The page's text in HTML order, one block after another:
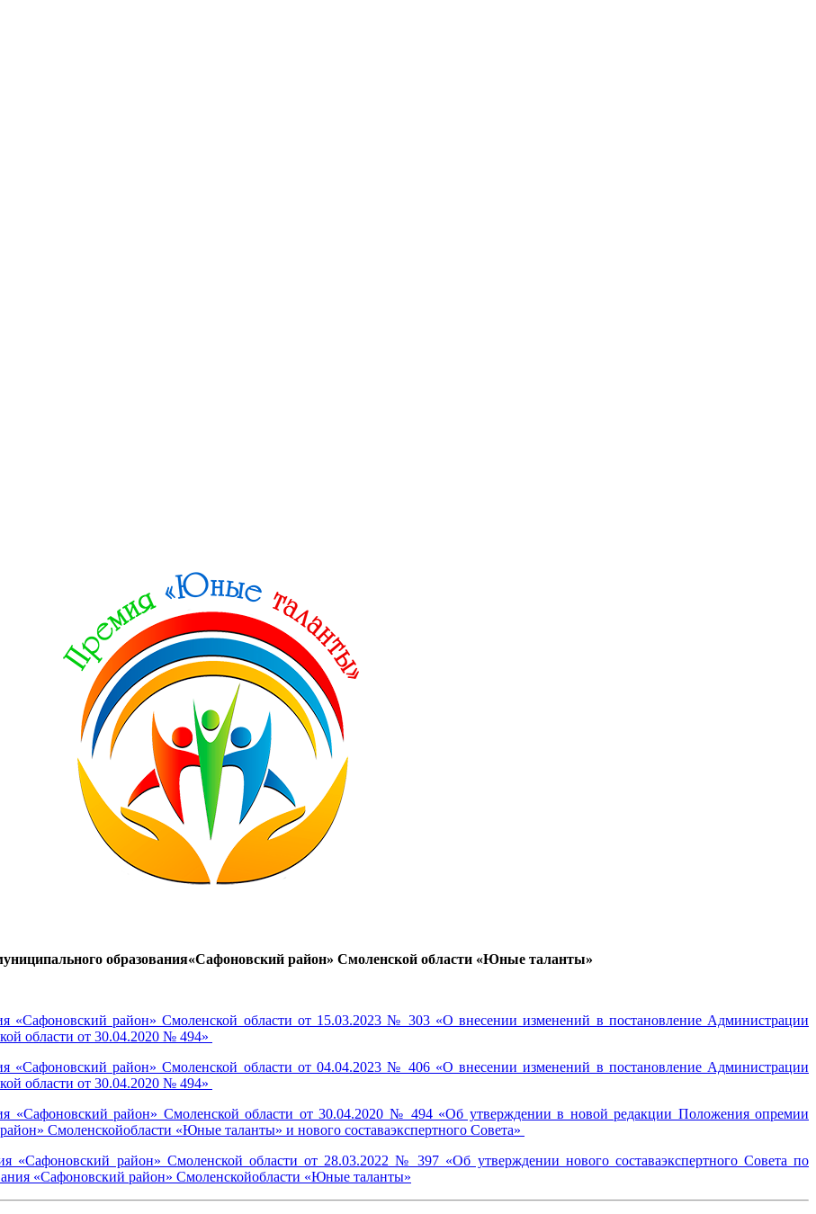
образования«Сафоновский район» Смоленской области «Юные таланты»
«Сафоновский район» Смоленской области от 15.03.2023 № 303 «О внесении изменений в постановление Администрации
области от 30.04.2020 № 494»
«Сафоновский район» Смоленской области от 04.04.2023 № 406 «О внесении изменений в постановление Администрации
области от 30.04.2020 № 494»
«Сафоновский район» Смоленской области от 30.04.2020 № 494 «Об утверждении в новой редакции Положения опремии
Смоленскойобласти «Юные таланты» и нового составаэкспертного Совета»
«Сафоновский район» Смоленской области от 28.03.2022 № 397 «Об утверждении нового составаэкспертного Совета по
«Сафоновский район» Смоленскойобласти «Юные таланты»